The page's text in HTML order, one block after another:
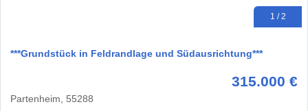
1 / 2
***Grundstück in Feldrandlage und Südausrichtung***
315.000 €
Partenheim, 55288